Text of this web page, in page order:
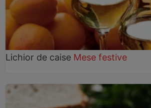
Lichior de caise Mese festive